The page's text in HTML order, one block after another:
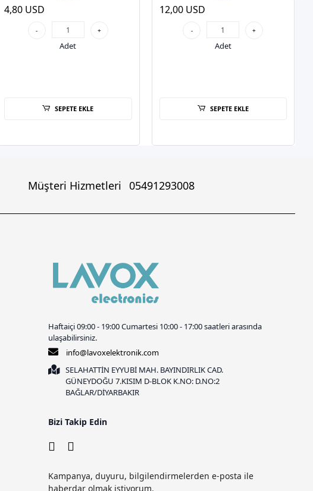
4,80 USD
- +
Adet
SEPETE EKLE
12,00 USD
- +
Adet
SEPETE EKLE
Müşteri Hizmetleri 05491293008
Haftaiçi 09:00 - 19:00 Cumartesi 10:00 - 17:00 saatleri arasında
ulaşabilirsiniz.
info@lavoxelektronik.com
SELAHATTİN EYYUBİ MAH. BAYINDIRLIK CAD.
GÜNEYDOĞU 7.KISIM D-BLOK K.NO: D.NO:2
BAĞLAR/DİYARBAKIR
Bizi Takip Edin
Kampanya, duyuru, bilgilendirmelerden e-posta ile
haberdar olmak istiyorum.